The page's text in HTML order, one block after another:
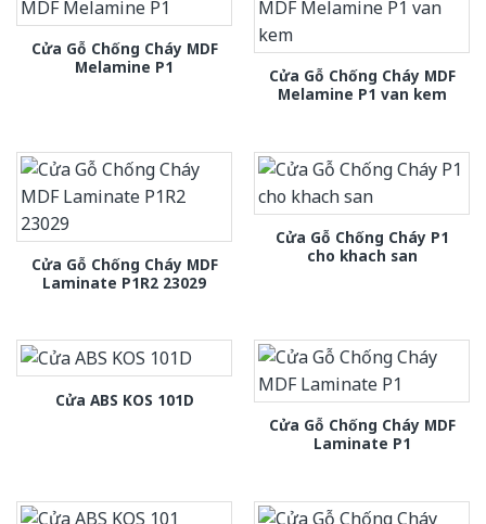
Cửa Gỗ Chống Cháy MDF
Melamine P1
Cửa Gỗ Chống Cháy MDF
Melamine P1 van kem
Cửa Gỗ Chống Cháy MDF
Laminate P1R2 23029
Cửa Gỗ Chống Cháy P1
cho khach san
Cửa ABS KOS 101D
Cửa Gỗ Chống Cháy MDF
Laminate P1